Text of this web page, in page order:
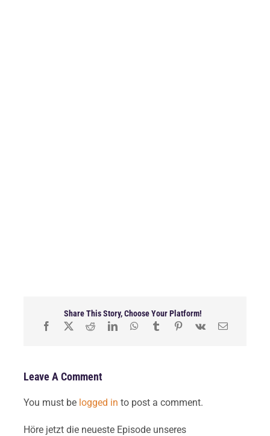
Share This Story, Choose Your Platform!
Leave A Comment
You must be logged in to post a comment.
Höre jetzt die neueste Episode unseres